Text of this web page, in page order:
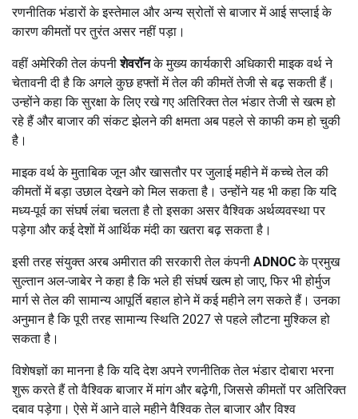
रणनीतिक भंडारों के इस्तेमाल और अन्य स्रोतों से बाजार में आई सप्लाई के
कारण कीमतों पर तुरंत असर नहीं पड़ा।
वहीं अमेरिकी तेल कंपनीशेवरॉनके मुख्य कार्यकारी अधिकारी माइक वर्थ ने
चेतावनी दी है कि अगले कुछ हफ्तों में तेल की कीमतें तेजी से बढ़ सकती हैं।
उन्होंने कहा कि सुरक्षा के लिए रखे गए अतिरिक्त तेल भंडार तेजी से खत्म हो
रहे हैं और बाजार की संकट झेलने की क्षमता अब पहले से काफी कम हो चुकी
है।
माइक वर्थ के मुताबिक जून और खासतौर पर जुलाई महीने में कच्चे तेल की
कीमतों में बड़ा उछाल देखने को मिल सकता है। उन्होंने यह भी कहा कि यदि
मध्य-पूर्व का संघर्ष लंबा चलता है तो इसका असर वैश्विक अर्थव्यवस्था पर
पड़ेगा और कई देशों में आर्थिक मंदी का खतरा बढ़ सकता है।
इसी तरह संयुक्त अरब अमीरात की सरकारी तेल कंपनी ADNOCके प्रमुख
सुल्तान अल-जाबेर ने कहा है कि भले ही संघर्ष खत्म हो जाए, फिर भी होर्मुज
मार्ग से तेल की सामान्य आपूर्ति बहाल होने में कई महीने लग सकते हैं। उनका
अनुमान है कि पूरी तरह सामान्य स्थिति 2027 से पहले लौटना मुश्किल हो
सकता है।
विशेषज्ञों का मानना है कि यदि देश अपने रणनीतिक तेल भंडार दोबारा भरना
शुरू करते हैं तो वैश्विक बाजार में मांग और बढ़ेगी, जिससे कीमतों पर अतिरिक्त
दबाव पड़ेगा। ऐसे में आने वाले महीने वैश्विक तेल बाजार और विश्व